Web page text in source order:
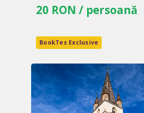
20 RON / persoană
BookTes Exclusive